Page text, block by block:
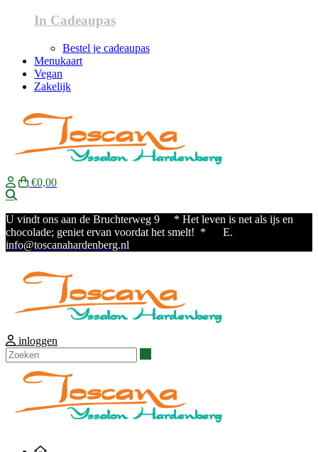
In Cadeaupas
Bestel je cadeaupas
Menukaart
Vegan
Zakelijk
€0,00
U vindt ons aan de Bruchterweg 9 * Het leven is net als ijs en
chocolade; geniet ervan voordat het smelt! * E.
info@toscanahardenberg.nl
inloggen